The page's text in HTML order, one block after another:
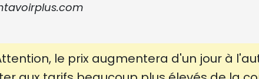
le prix augmentera d'un jour à